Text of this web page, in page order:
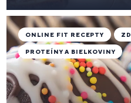
ONLINE FIT RECEPTY
PROTEÍNY A BIELKOVINY